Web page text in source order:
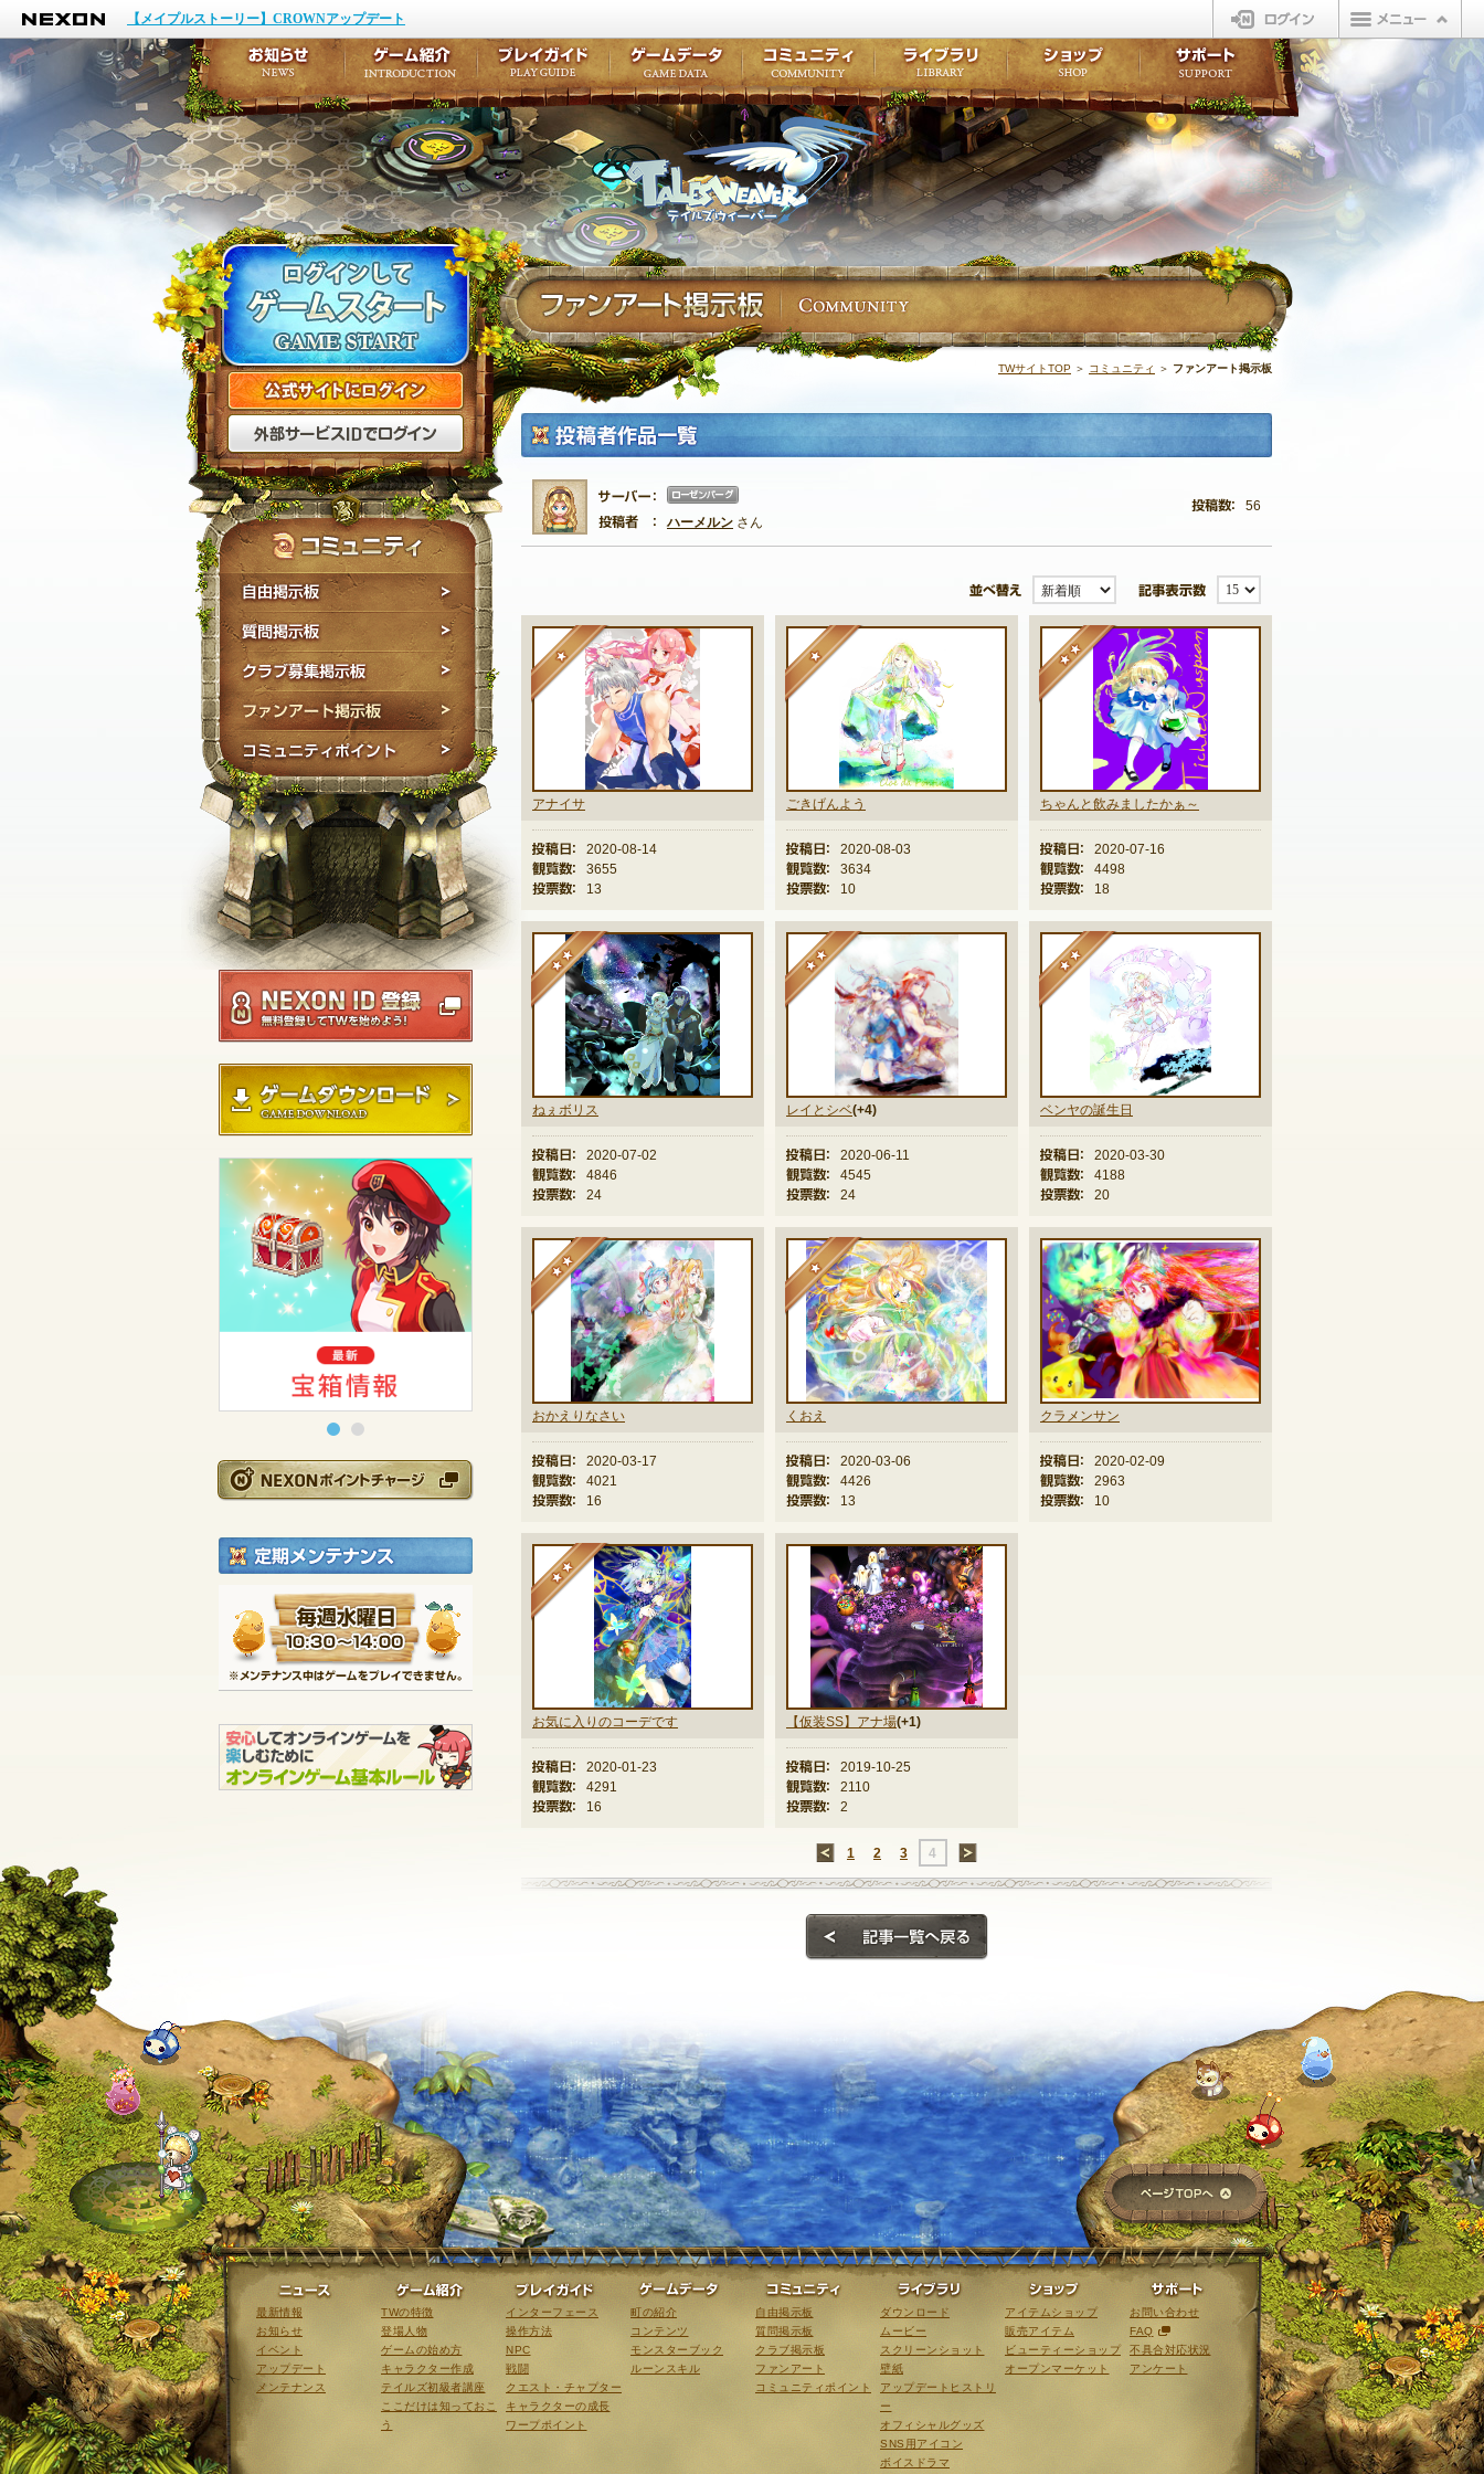
NEXON
【メイプルストーリー】CROWNアップデート
ログイン
テイルズウィーバー
公式サイトにログイン
外部サービスIDでログイン
質問掲示板
クラブ募集掲示板
ファンアート掲示板
コミュニティポイント
NEXON ID登録
ゲームダウンロード
NEXONポイントチャージ
定期メンテナンス
毎週水曜日 10:30～14:00
※メンテナンス中はゲームをプレイできません。
TWサイトTOP ＞ コミュニティ ＞ ファンアート掲示板
ハーメルン さん
56
並び替え 記事表示数
アナイサ
★
投稿日：
2020-08-14
観覧数：
3655
投票数：
13
ごきげんよう
投稿日：
2020-08-03
観覧数：
3634
投票数：
10
ちゃんと飲みましたかぁ～
★★
投稿日：
2020-07-16
観覧数：
4498
投票数：
18
ねぇボリス
★★
投稿日：
2020-07-02
観覧数：
4846
投票数：
24
レイとシベ(+4)
投稿日：
2020-06-11
観覧数：
4545
投票数：
24
ベンヤの誕生日
★★
投稿日：
2020-03-30
観覧数：
4188
投票数：
20
おかえりなさい
★★
投稿日：
2020-03-17
観覧数：
4021
投票数：
16
くおえ
★
投稿日：
2020-03-06
観覧数：
4426
投票数：
13
クラメンサン
投稿日：
2020-02-09
観覧数：
2963
投票数：
10
お気に入りのコーデです
★★
投稿日：
2020-01-23
観覧数：
4291
投票数：
16
【仮装SS】アナ場(+1)
投稿日：
2019-10-25
観覧数：
2110
投票数：
2
←1 2 3 4
お知らせ
イベント
アップデート
メンテナンス
ゲーム紹介
ここだけは知っておこうプレイガイド
ワープポイント
ゲームデータ
ルーンスキル
コミュニティ
コミュニティポイントライブラリ
LINEスタンプ
ショップ
販売アイテム
ビューティーショップ
オープンマーケットサポート
不具合対応状況
アンケート
ページTOPへ
ニュース
最新情報
お知らせ
イベント
アップデート
メンテナンス
ゲーム紹介
TWの特徴
登場人物
ゲームの始め方
キャラクター作成
テイルズ初級者講座
ここだけは知っておこ
う
プレイガイド
インターフェース
操作方法
NPC
戦闘
クエスト・チャプター
キャラクターの成長
ワープポイント
ゲームデータ
町の紹介
コンテンツ
モンスターブック
ルーンスキル
コミュニティ
自由掲示板
質問掲示板
クラブ掲示板
ファンアート
コミュニティポイント
ライブラリ
ダウンロード
ムービー
スクリーンショット
壁紙
アップデートヒストリ
ー
オフィシャルグッズ
SNS用アイコン
ボイスドラマ
ショップ
アイテムショップ
販売アイテム
ビューティーショップ
オープンマーケット
サポート
お問い合わせ
FAQ
不具合対応状況
アンケート